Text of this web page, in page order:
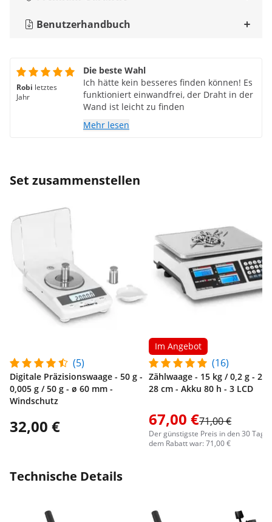
Benutzerhandbuch
Robi letztes
Jahr
Die beste Wahl
Ich hätte kein besseres finden können! Es
funktioniert einwandfrei, der Draht in der
Wand ist leicht zu finden
Mehr lesen
Set zusammenstellen
(5)
Digitale Präzisionswaage - 50 g -
0,005 g / 50 g - ø 60 mm -
Windschutz
32,00 €
Im Angebot
(16)
Zählwaage - 15 kg / 0,2 g -
28 cm - Akku 80 h - 3 LCD
67,00 €71,00 €
Der günstigste Preis in den 30
dem Rabatt war: 71,00 €
Technische Details